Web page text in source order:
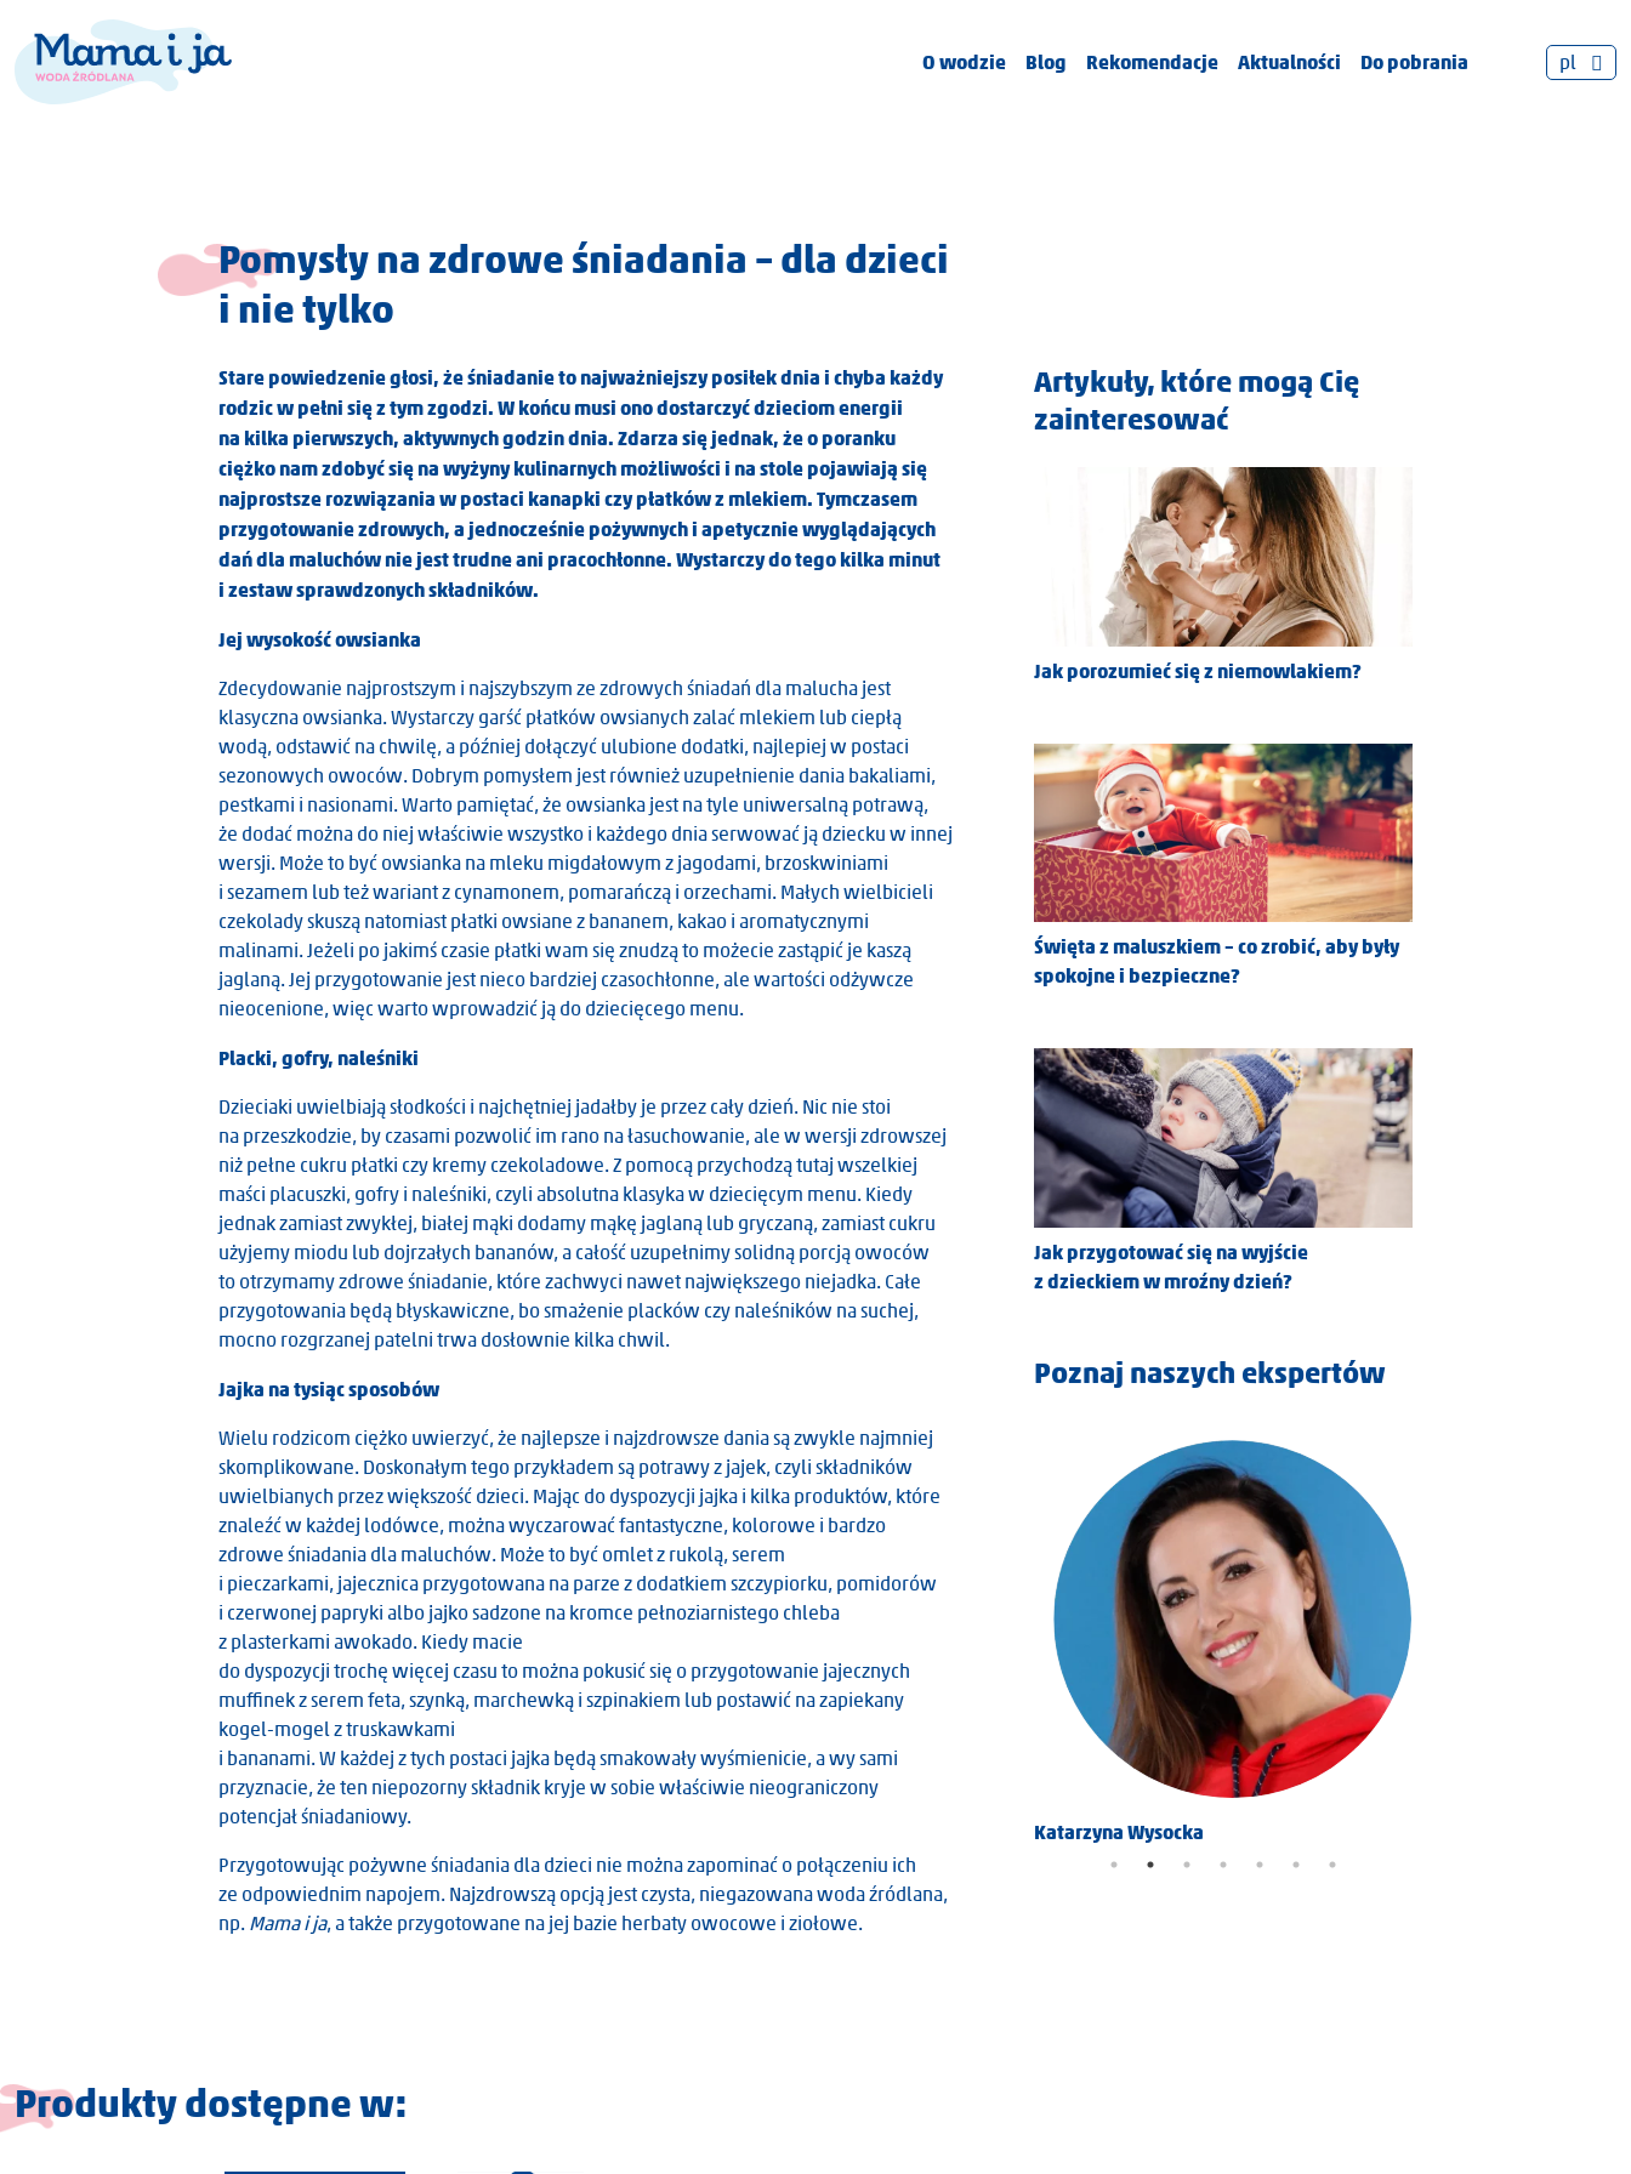
O wodzie Blog Rekomendacje Aktualności Do pobrania pl
Pomysły na zdrowe śniadania – dla dzieci
i nie tylko
Stare powiedzenie głosi, że śniadanie to najważniejszy posiłek dnia i chyba każdy
rodzic w pełni się z tym zgodzi. W końcu musi ono dostarczyć dzieciom energii
na kilka pierwszych, aktywnych godzin dnia. Zdarza się jednak, że o poranku
ciężko nam zdobyć się na wyżyny kulinarnych możliwości i na stole pojawiają się
najprostsze rozwiązania w postaci kanapki czy płatków z mlekiem. Tymczasem
przygotowanie zdrowych, a jednocześnie pożywnych i apetycznie wyglądających
dań dla maluchów nie jest trudne ani pracochłonne. Wystarczy do tego kilka minut
i zestaw sprawdzonych składników.
Jej wysokość owsianka
Zdecydowanie najprostszym i najszybszym ze zdrowych śniadań dla malucha jest
klasyczna owsianka. Wystarczy garść płatków owsianych zalać mlekiem lub ciepłą
wodą, odstawić na chwilę, a później dołączyć ulubione dodatki, najlepiej w postaci
sezonowych owoców. Dobrym pomysłem jest również uzupełnienie dania bakaliami,
pestkami i nasionami. Warto pamiętać, że owsianka jest na tyle uniwersalną potrawą,
że dodać można do niej właściwie wszystko i każdego dnia serwować ją dziecku w innej
wersji. Może to być owsianka na mleku migdałowym z jagodami, brzoskwiniami
i sezamem lub też wariant z cynamonem, pomarańczą i orzechami. Małych wielbicieli
czekolady skuszą natomiast płatki owsiane z bananem, kakao i aromatycznymi
malinami. Jeżeli po jakimś czasie płatki wam się znudzą to możecie zastąpić je kaszą
jaglaną. Jej przygotowanie jest nieco bardziej czasochłonne, ale wartości odżywcze
nieocenione, więc warto wprowadzić ją do dziecięcego menu.
Placki, gofry, naleśniki
Dzieciaki uwielbiają słodkości i najchętniej jadałby je przez cały dzień. Nic nie stoi
na przeszkodzie, by czasami pozwolić im rano na łasuchowanie, ale w wersji zdrowszej
niż pełne cukru płatki czy kremy czekoladowe. Z pomocą przychodzą tutaj wszelkiej
maści placuszki, gofry i naleśniki, czyli absolutna klasyka w dziecięcym menu. Kiedy
jednak zamiast zwykłej, białej mąki dodamy mąkę jaglaną lub gryczaną, zamiast cukru
użyjemy miodu lub dojrzałych bananów, a całość uzupełnimy solidną porcją owoców
to otrzymamy zdrowe śniadanie, które zachwyci nawet największego niejadka. Całe
przygotowania będą błyskawiczne, bo smażenie placków czy naleśników na suchej,
mocno rozgrzanej patelni trwa dosłownie kilka chwil.
Jajka na tysiąc sposobów
Wielu rodzicom ciężko uwierzyć, że najlepsze i najzdrowsze dania są zwykle najmniej
skomplikowane. Doskonałym tego przykładem są potrawy z jajek, czyli składników
uwielbianych przez większość dzieci. Mając do dyspozycji jajka i kilka produktów, które
znaleźć w każdej lodówce, można wyczarować fantastyczne, kolorowe i bardzo
zdrowe śniadania dla maluchów. Może to być omlet z rukolą, serem
i pieczarkami, jajecznica przygotowana na parze z dodatkiem szczypiorku, pomidorów
i czerwonej papryki albo jajko sadzone na kromce pełnoziarnistego chleba
z plasterkami awokado. Kiedy macie
do dyspozycji trochę więcej czasu to można pokusić się o przygotowanie jajecznych
muffinek z serem feta, szynką, marchewką i szpinakiem lub postawić na zapiekany
kogel-mogel z truskawkami
i bananami. W każdej z tych postaci jajka będą smakowały wyśmienicie, a wy sami
przyznacie, że ten niepozorny składnik kryje w sobie właściwie nieograniczony
potencjał śniadaniowy.
Przygotowując pożywne śniadania dla dzieci nie można zapominać o połączeniu ich
ze odpowiednim napojem. Najzdrowszą opcją jest czysta, niegazowana woda źródlana,
np. Mama i ja, a także przygotowane na jej bazie herbaty owocowe i ziołowe.
Artykuły, które mogą Cię
zainteresować
Jak porozumieć się z niemowlakiem?
Święta z maluszkiem – co zrobić, aby były
spokojne i bezpieczne?
Jak przygotować się na wyjście
z dzieckiem w mroźny dzień?
Poznaj naszych ekspertów
Aleksandra Łoniewska Katarzyna Wysocka
Produkty dostępne w: